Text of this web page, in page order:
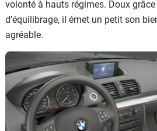
volonté à hauts régimes. Doux
d’équilibrage, il émet un petit son
agréable.